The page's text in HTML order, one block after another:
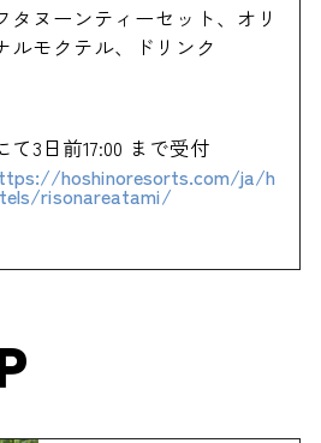
タヌーンティーセット、オリ
ルモクテル、ドリンク
3日前17:00 まで受付
hoshinoresorts.com/ja/h
risonareatami/